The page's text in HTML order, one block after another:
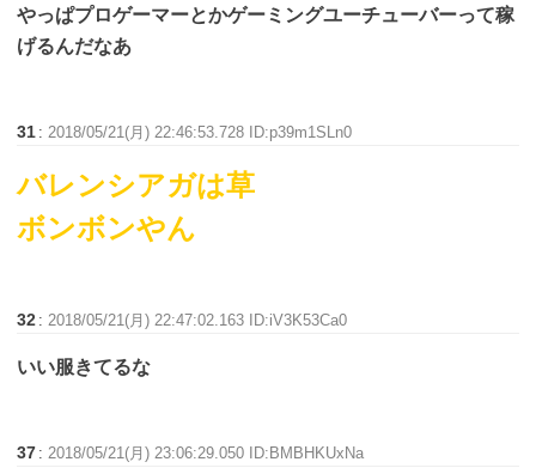
やっぱプロゲーマーとかゲーミングユーチューバーって稼
げるんだなあ
31 : 2018/05/21(月) 22:46:53.728 ID:p39m1SLn0
バレンシアガは草
ボンボンやん
32 : 2018/05/21(月) 22:47:02.163 ID:iV3K53Ca0
いい服きてるな
37 : 2018/05/21(月) 23:06:29.050 ID:BMBHKUxNa